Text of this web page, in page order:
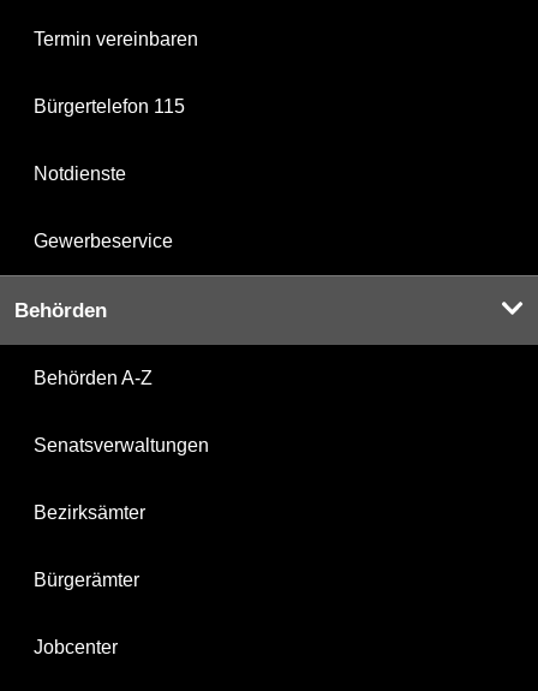
Termin vereinbaren
Bürgertelefon 115
Notdienste
Gewerbeservice
Behörden
Behörden A-Z
Senatsverwaltungen
Bezirksämter
Bürgerämter
Jobcenter